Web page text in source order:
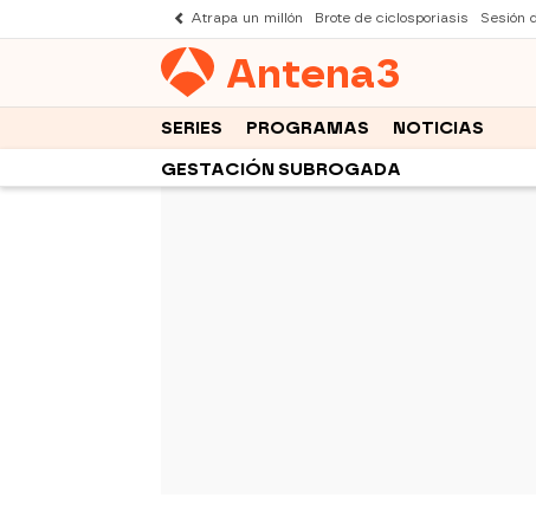
Atrapa un millón Brote de ciclosporiasis Sesión
Antena3
SERIES PROGRAMAS NOTICIAS
GESTACIÓN SUBROGADA